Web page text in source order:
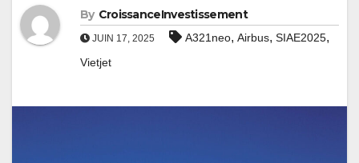
By CroissanceInvestissement
JUIN 17, 2025 A321neo, Airbus, SIAE2025,
Vietjet